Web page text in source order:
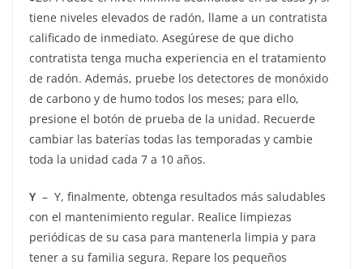
tiene niveles elevados de radón, llame a un contratista
calificado de inmediato. Asegúrese de que dicho
contratista tenga mucha experiencia en el tratamiento
de radón. Además, pruebe los detectores de monóxido
de carbono y de humo todos los meses; para ello,
presione el botón de prueba de la unidad. Recuerde
cambiar las baterías todas las temporadas y cambie
toda la unidad cada 7 a 10 años.
Y – Y, finalmente, obtenga resultados más saludables
con el mantenimiento regular. Realice limpiezas
periódicas de su casa para mantenerla limpia y para
tener a su familia segura. Repare los pequeños